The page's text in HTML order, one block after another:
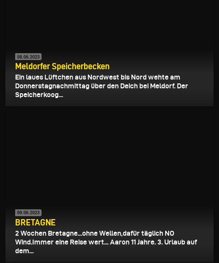
08.06.2023
Meldorfer Speicherbecken
Ein laues Lüftchen aus Nordwest bis Nord wehte am
Donnerstagnachmittag über den Deich bei Meldorf. Der
Speicherkoog...
09.06.2023
BRETAGNE
2 Wochen Bretagne...ohne Wellen,dafür täglich NO
Wind.Immer eine Reise wert... Aaron 11 Jahre. 3. Urlaub auf
dem...